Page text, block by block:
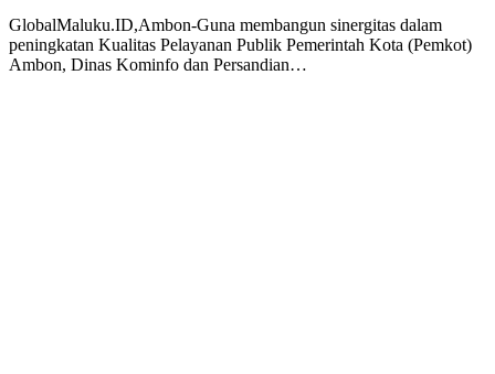
GlobalMaluku.ID,Ambon-Guna membangun sinergitas dalam
peningkatan Kualitas Pelayanan Publik Pemerintah Kota (Pemkot)
Ambon, Dinas Kominfo dan Persandian…